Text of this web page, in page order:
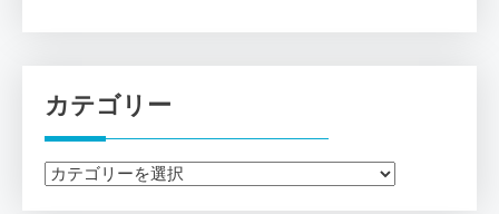
カテゴリー
カ